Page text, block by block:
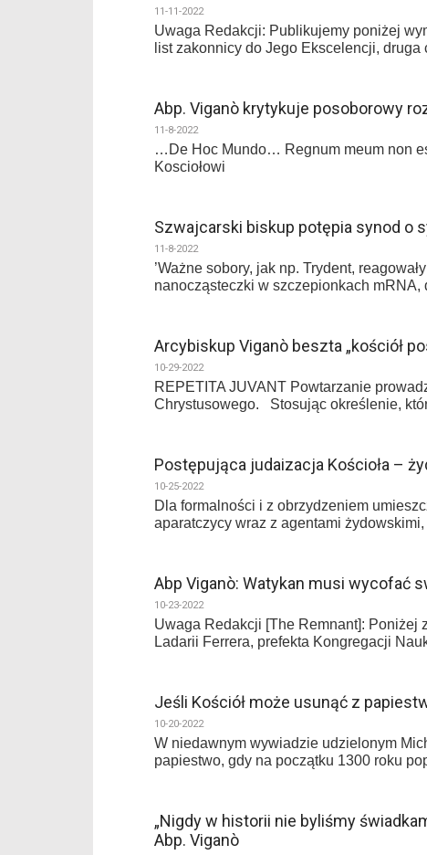
11-11-2022
Uwaga Redakcji: Publikujemy poniżej
list zakonnicy do Jego Ekscelencji, druga
Abp. Viganò krytykuje posoborowy
11-8-2022
…De Hoc Mundo… Regnum meum non
Kosciołowi
Szwajcarski biskup potępia synod o
11-8-2022
’Ważne sobory, jak np. Trydent,
nanocząsteczki w szczepionkach mRNA,
Arcybiskup Viganò beszta „kościół
10-29-2022
REPETITA JUVANT Powtarzanie
Chrystusowego. Stosując określenie,
Postępująca judaizacja Kościoła –
10-25-2022
Dla formalności i z obrzydzeniem
aparatczycy wraz z agentami
Abp Viganò: Watykan musi wycofać
10-23-2022
Uwaga Redakcji [The Remnant]: Poniżej
Ladarii Ferrera, prefekta Kongregacji
Jeśli Kościół może usunąć z
10-20-2022
W niedawnym wywiadzie udzielonym
papiestwo, gdy na początku 1300 roku
„Nigdy w historii nie byliśmy
Abp. Viganò